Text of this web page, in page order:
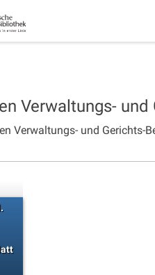
Verwaltungs-
Verwaltungs- und Gerichts-